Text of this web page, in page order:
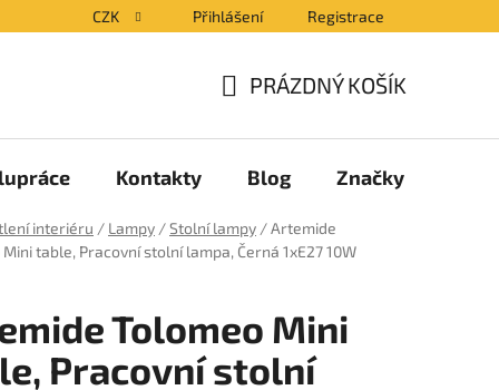
CZK Přihlášení Registrace
KOŠÍK
PRÁZDNÝ KOŠÍK
Kontakty Blog Značky
interiéru / Lampy /Stolní lampy /Artemide
table, Pracovní stolní lampa, Černá 1xE27 10W
Tolomeo Mini
Pracovní stolní